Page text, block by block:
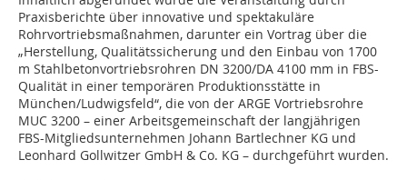
Praxisberichte über innovative und spektakuläre
Rohrvortriebsmaßnahmen, darunter ein Vortrag über die
„Herstellung, Qualitätssicherung und den Einbau von 1700
m Stahlbetonvortriebsrohren DN 3200/DA 4100 mm in FBS-
Qualität in einer temporären Produktionsstätte in
München/Ludwigsfeld“, die von der ARGE Vortriebsrohre
MUC 3200 – einer Arbeitsgemeinschaft der langjährigen
FBS-Mitgliedsunternehmen Johann Bartlechner KG und
Leonhard Gollwitzer GmbH & Co. KG – durchgeführt wurden.